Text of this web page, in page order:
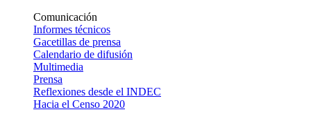
Comunicación
Informes técnicos
Gacetillas de prensa
Calendario de difusión
Multimedia
Prensa
Reflexiones desde el INDEC
Hacia el Censo 2020